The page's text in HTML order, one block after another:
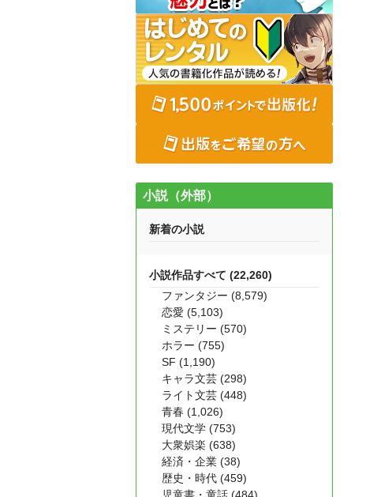
小説（外部）
新着の小説
小説作品すべて (22,260)
ファンタジー (8,579)
恋愛 (5,103)
ミステリー (570)
ホラー (755)
SF (1,190)
キャラ文芸 (298)
ライト文芸 (448)
青春 (1,026)
現代文学 (753)
大衆娯楽 (638)
経済・企業 (38)
歴史・時代 (459)